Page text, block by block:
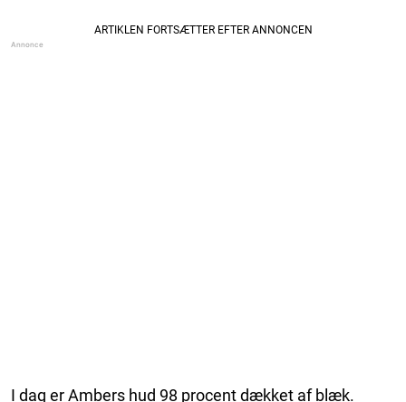
I dag er Ambers hud 98 procent dækket af blæk.